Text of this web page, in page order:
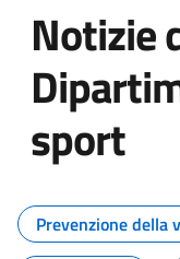
Notizie
sport
Tutti i
Prevenzione della